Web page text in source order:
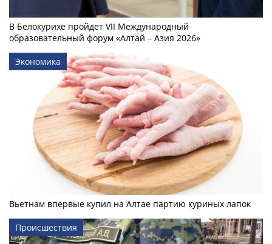
В Белокурихе пройдет VII Международный
образовательный форум «Алтай – Азия 2026»
Экономика
Вьетнам впервые купил на Алтае партию куриных лапок
Происшествия